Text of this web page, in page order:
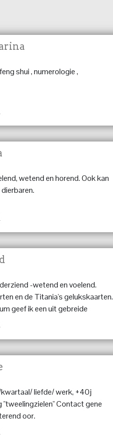
shui , numerologie ,
wetend en horend. Ook kan
-wetend en voelend.
en de Titania's gelukskaarten.
geef ik een uit gebreide
en to the point!!!
liefde/ werk, +40j
Contact gene
oor.